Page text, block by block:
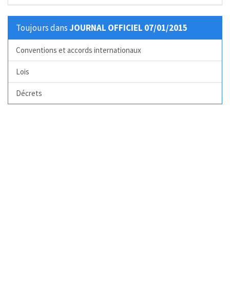
Toujours dansJOURNAL OFFICIEL 07/01/2015
Conventions et accords internationaux
Lois
Décrets